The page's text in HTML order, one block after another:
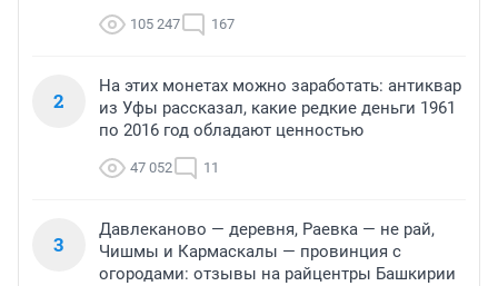
105 247 167
2
На этих монетах можно заработать: антиквар
из Уфы рассказал, какие редкие деньги 1961
по 2016 год обладают ценностью
47 052 11
3
Давлеканово — деревня, Раевка — не рай,
Чишмы и Кармаскалы — провинция с
огородами: отзывы на райцентры Башкирии